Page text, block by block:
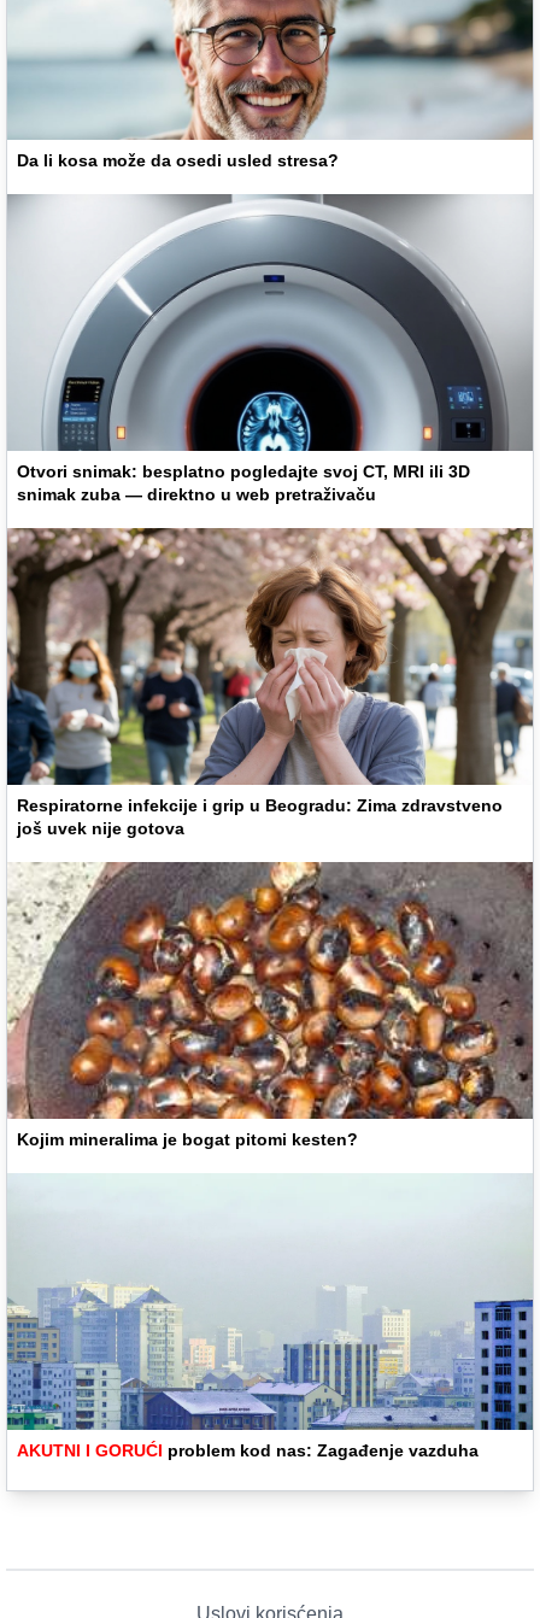
Da li kosa može da osedi usled stresa?
Otvori snimak: besplatno pogledajte svoj CT, MRI ili 3D
snimak zuba — direktno u web pretraživaču
Respiratorne infekcije i grip u Beogradu: Zima zdravstveno
još uvek nije gotova
Kojim mineralima je bogat pitomi kesten?
AKUTNI I GORUĆI problem kod nas: Zagađenje vazduha
Uslovi korisćenja